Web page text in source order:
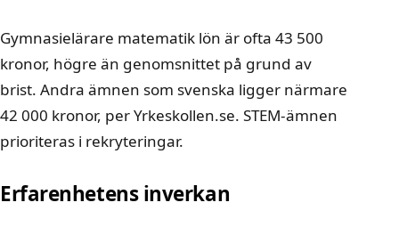
Gymnasielärare matematik lön är ofta 43 500
kronor, högre än genomsnittet på grund av
brist. Andra ämnen som svenska ligger närmare
42 000 kronor, per Yrkeskollen.se. STEM-ämnen
prioriteras i rekryteringar.
Erfarenhetens inverkan